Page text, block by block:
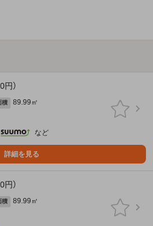
）
積 89.99㎡
など
詳細を見る
）
積 89.99㎡